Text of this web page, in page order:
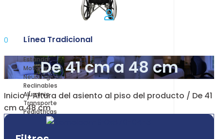
Línea Tradicional
Estándar
Motorizadas
Neurológicas
Reclinables
Aluminio
Transporte
Pediátricas
0
De 41 cm a 48 cm
Inicio/ Altura del asiento al piso del producto / De 41
cm a 48 cm